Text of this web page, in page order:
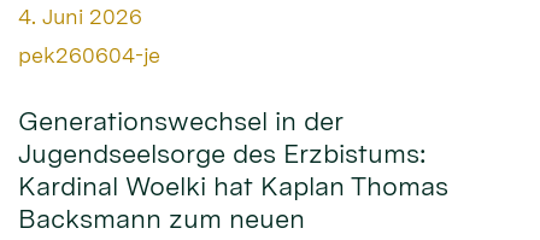
Datum:
4. Juni 2026
Von:
pek260604-je
Generationswechsel in der
Jugendseelsorge des Erzbistums:
Kardinal Woelki hat Kaplan Thomas
Backsmann zum neuen